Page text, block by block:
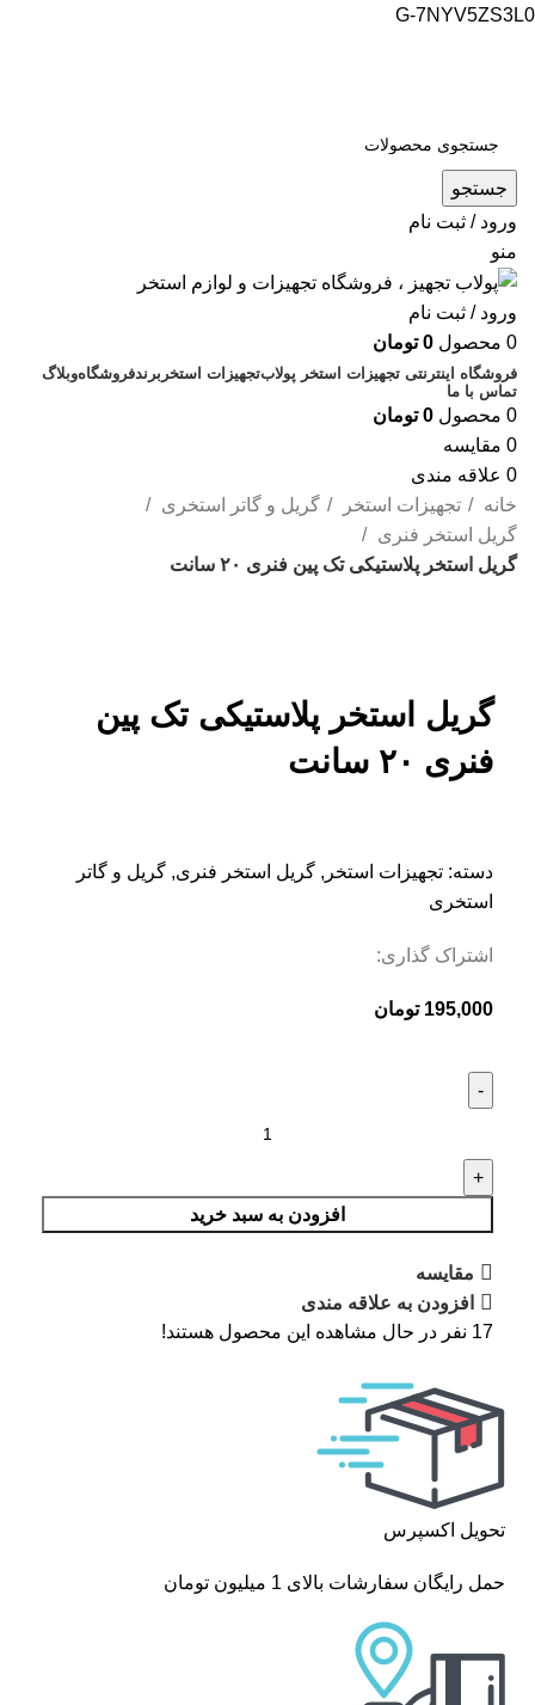
G-7NYV5ZS3L0
جستجو
ورود / ثبت نام
منو
ورود / ثبت نام
0 محصول 0 تومان
فروشگاه اینترنتی تجهیزات استخر پولابتجهیزات استخر برندفروشگاهوبلاگ
تماس با ما
0 محصول 0 تومان
0 مقایسه
0 علاقه مندی
خانه
تجهیزات استخر
گریل و گاتر استخری
گریل استخر فنری
گریل استخر پلاستیکی تک پین فنری ۲۰ سانت
گریل استخر پلاستیکی تک پین
فنری ۲۰ سانت
دسته: تجهیزات استخر , گریل استخر فنری, گریل و گاتر
استخری
اشتراک گذاری:
195,000 تومان
افزودن به سبد خرید
مقایسه
افزودن به علاقه مندی
17 نفر در حال مشاهده این محصول هستند!
تحویل اکسپرس
حمل رایگان سفارشات بالای 1 میلیون تومان